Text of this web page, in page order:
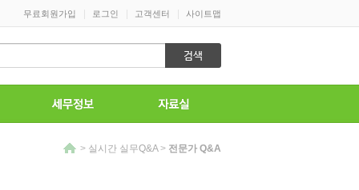
무료회원가입 로그인 고객센터 사이트맵
> 실시간 실무Q&A> 전문가 Q&A